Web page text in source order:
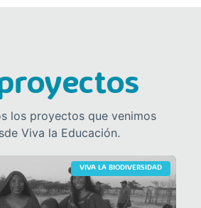
los proyectos que venimos
Viva la Educación.
VIVA LA BIODIVERSIDAD